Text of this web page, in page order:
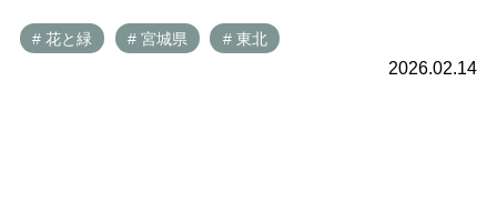
# 花と緑 # 宮城県 # 東北
2026.02.14